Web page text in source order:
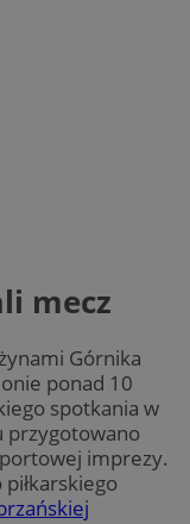
mecz
Górnika
ponad 10
spotkania w
przygotowano
imprezy.